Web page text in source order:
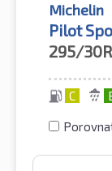
Michelin
Pilot
295/
C